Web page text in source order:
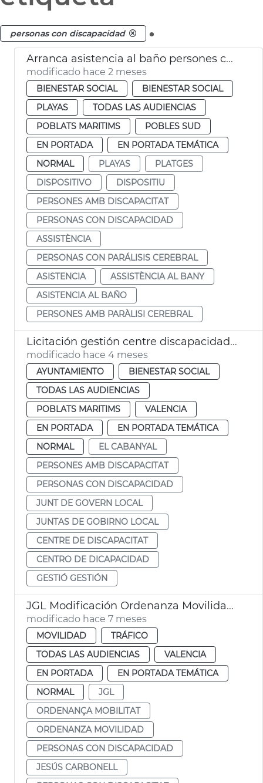
personas con discapacidad .
Arranca asistencia al baño persones con discapacitado playas València
modificado hace 2 meses
BIENESTAR SOCIAL
BIENESTAR SOCIAL
PLAYAS
TODAS LAS AUDIENCIAS
POBLATS MARITIMS
POBLES SUD
EN PORTADA
EN PORTADA TEMÁTICA
NORMAL
PLAYAS
PLATGES
DISPOSITIVO
DISPOSITIU
PERSONES AMB DISCAPACITAT
PERSONAS CON DISCAPACIDAD
ASSISTÈNCIA
PERSONAS CON PARÁLISIS CEREBRAL
ASISTENCIA
ASSISTÈNCIA AL BANY
ASISTENCIA AL BAÑO
PERSONES AMB PARÀLISI CEREBRAL
Licitación gestión centre discapacidad Font de Sant Lluís València
modificado hace 4 meses
AYUNTAMIENTO
BIENESTAR SOCIAL
TODAS LAS AUDIENCIAS
POBLATS MARITIMS
VALENCIA
EN PORTADA
EN PORTADA TEMÁTICA
NORMAL
EL CABANYAL
PERSONES AMB DISCAPACITAT
PERSONAS CON DISCAPACIDAD
JUNT DE GOVERN LOCAL
JUNTAS DE GOBIRNO LOCAL
CENTRE DE DISCAPACITAT
CENTRO DE DICAPACIDAD
GESTIÓ GESTIÓN
JGL Modificación Ordenanza Movilidad-plazas PMR menores 18 año
modificado hace 7 meses
MOVILIDAD
TRÁFICO
TODAS LAS AUDIENCIAS
VALENCIA
EN PORTADA
EN PORTADA TEMÁTICA
NORMAL
JGL
ORDENANÇA MOBILITAT
ORDENANZA MOVILIDAD
PERSONAS CON DISCAPACIDAD
JESÚS CARBONELL